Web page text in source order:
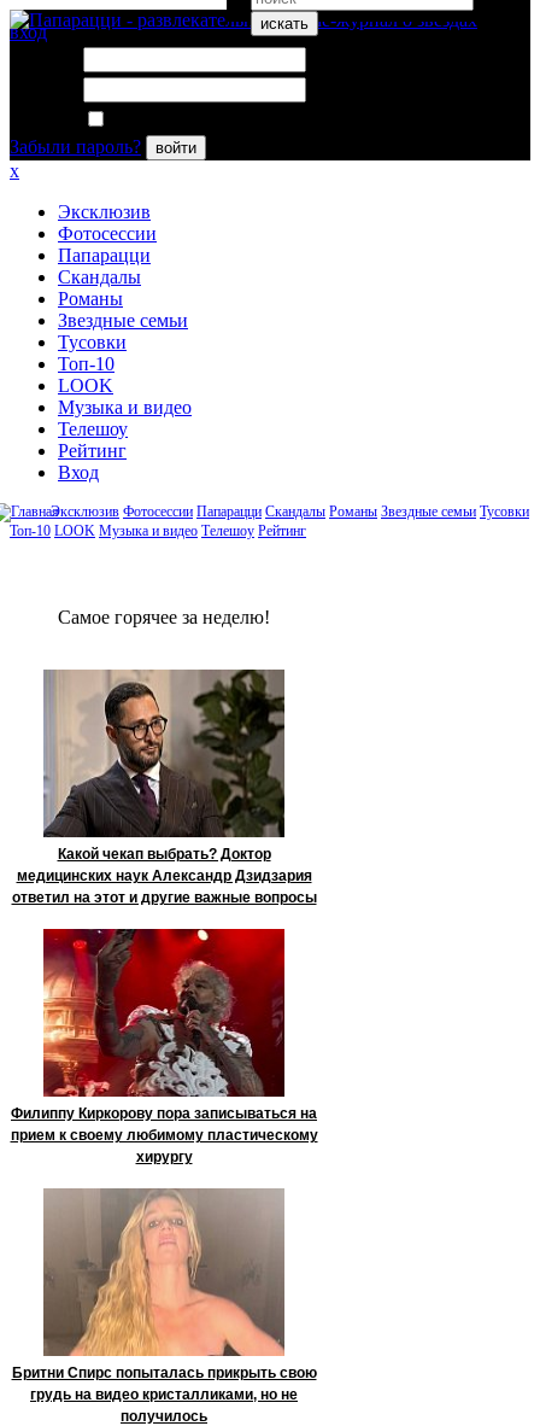
искать
вход
Забыли пароль?
войти
x
Эксклюзив
Фотосессии
Папарацци
Скандалы
Романы
Звездные семьи
Тусовки
Топ-10
LOOK
Музыка и видео
Телешоу
Рейтинг
Вход
Эксклюзив Фотосессии Папарацци Скандалы Романы Звездные семьи Тусовки
Топ-10 LOOK Музыка и видео Телешоу Рейтинг
Сaмое гoрячее за неделю!
Какой чекап выбрать? Доктор
медицинских наук Александр Дзидзария
ответил на этот и другие важные вопросы
Филиппу Киркорову пора записываться на
прием к своему любимому пластическому
хирургу
Бритни Спирс попыталась прикрыть свою
грудь на видео кристалликами, но не
получилось